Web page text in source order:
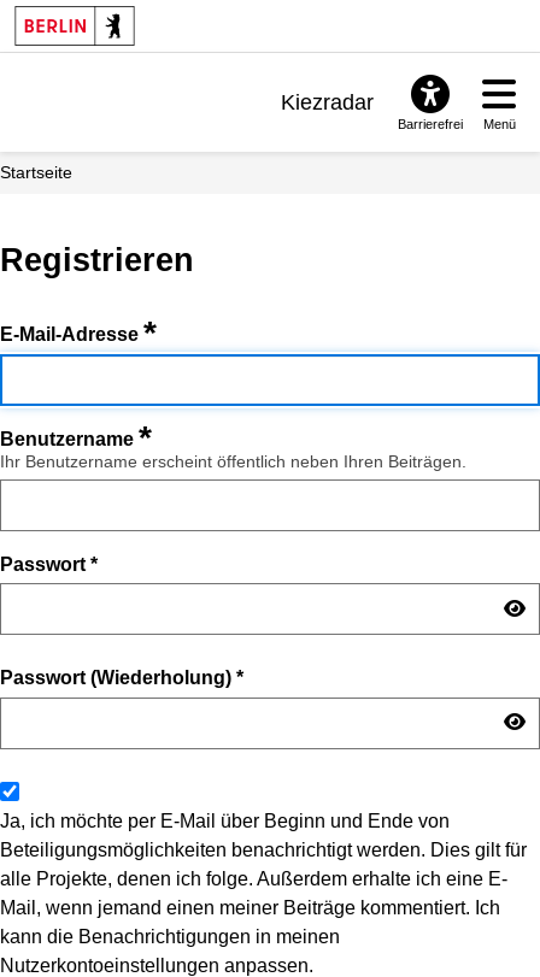
Kiezradar
Barrierefrei Menü
Startseite
Registrieren
E-Mail-Adresse *
Benutzername *
Ihr Benutzername erscheint öffentlich neben Ihren Beiträgen.
Passwort *
Passwort (Wiederholung) *
Ja, ich möchte per E-Mail über Beginn und Ende von
Beteiligungsmöglichkeiten benachrichtigt werden. Dies gilt für
alle Projekte, denen ich folge. Außerdem erhalte ich eine E-
Mail, wenn jemand einen meiner Beiträge kommentiert. Ich
kann die Benachrichtigungen in meinen
Nutzerkontoeinstellungen anpassen.